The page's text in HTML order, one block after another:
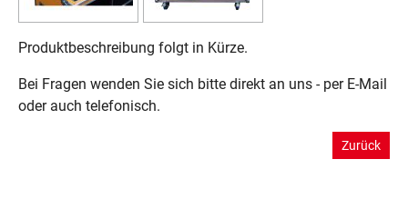
Produktbeschreibung folgt in Kürze.
Bei Fragen wenden Sie sich bitte direkt an uns - per E-Mail
oder auch telefonisch.
Zurück